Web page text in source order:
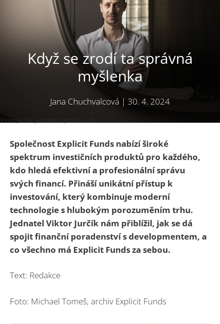
Když se zrodí ta správná
myšlenka
Jana Chuchvalcová | 30. 4. 2024
Viktor Jurčík, jednatel Explicit Funds
Společnost Explicit Funds nabízí široké
spektrum investičních produktů pro každého,
kdo hledá efektivní a profesionální správu
svých financí. Přináší unikátní přístup k
investování, který kombinuje moderní
technologie s hlubokým porozuměním trhu.
Jednatel Viktor Jurčík nám přiblížil, jak se dá
spojit finanční poradenství s developmentem, a
co všechno má Explicit Funds za sebou.
Text: Redakce
Foto: Michael Tomeš, archiv Explicit Funds